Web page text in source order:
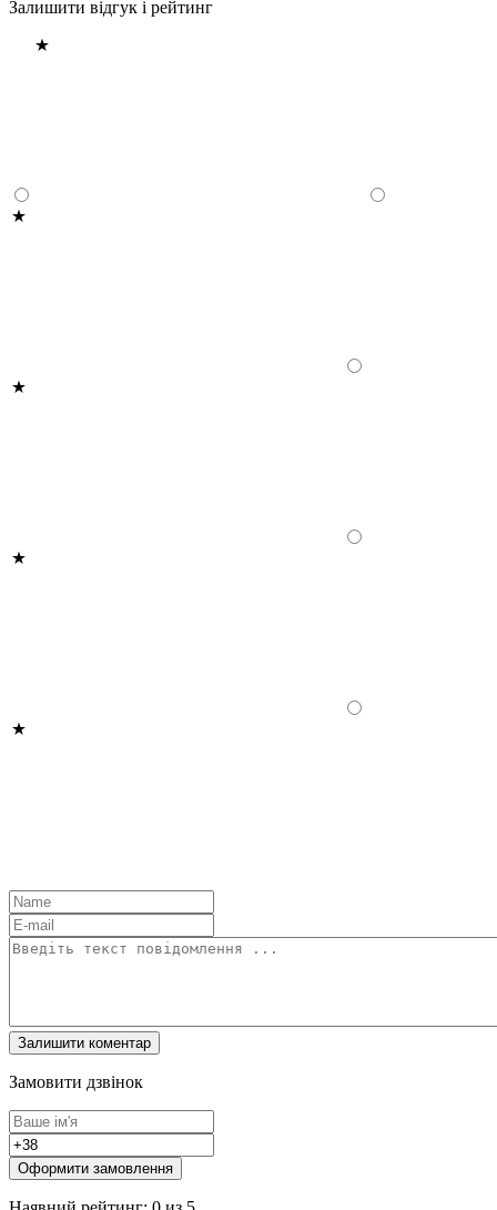
Залишити відгук і рейтинг
Замовити дзвінок
Оформити замовлення